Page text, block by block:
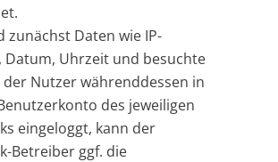
zunächst Daten wie IP-
Datum, Uhrzeit und besuchte
der Nutzer währenddessen in
des jeweiligen
eingeloggt, kann der
Betreiber ggf. die